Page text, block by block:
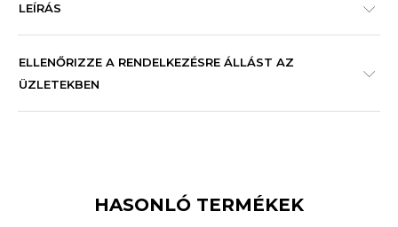
LEÍRÁS
ELLENŐRIZZE A RENDELKEZÉSRE ÁLLÁST AZ
ÜZLETEKBEN
HASONLÓ TERMÉKEK